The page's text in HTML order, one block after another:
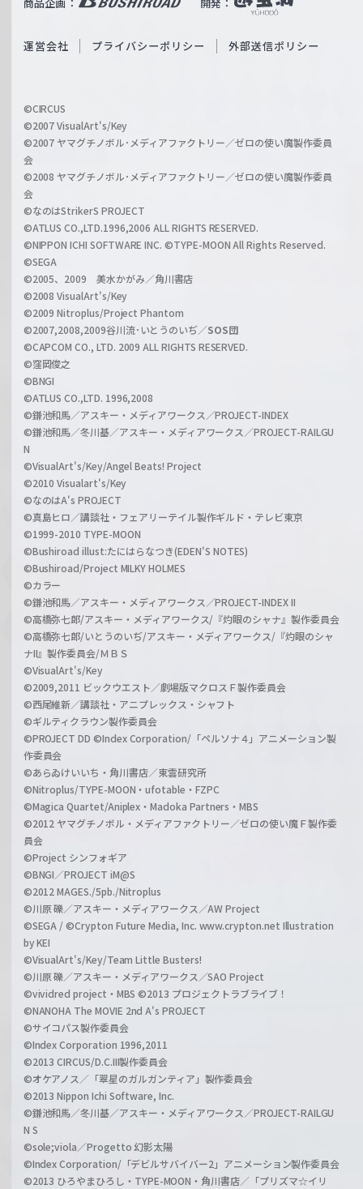
ß
c
a
r
z
O
i
l
h
a
n
l
運営会社 プライバシーポリシー 外部送信ポリシー
©CIRCUS
©2007 VisualArt's/Key
©2007 ヤマグチノボル･メディアファクトリー／ゼロの使い魔製作委員
会
©2008 ヤマグチノボル･メディアファクトリー／ゼロの使い魔製作委員
会
©なのはStrikerS PROJECT
©ATLUS CO.,LTD.1996,2006 ALL RIGHTS RESERVED.
©NIPPON ICHI SOFTWARE INC. ©TYPE-MOON All Rights Reserved.
©SEGA
©2005、2009 美水かがみ／角川書店
©2008 VisualArt's/Key
©2009 Nitroplus/Project Phantom
©2007,2008,2009谷川流･いとうのいぢ／SOS団
©CAPCOM CO., LTD. 2009 ALL RIGHTS RESERVED.
©窪岡俊之
©BNGI
©ATLUS CO.,LTD. 1996,2008
©鎌池和馬／アスキー・メディアワークス／PROJECT-INDEX
©鎌池和馬／冬川基／アスキー・メディアワークス／PROJECT-RAILGU
N
©VisualArt's/Key/Angel Beats! Project
©2010 Visualart's/Key
©なのはA's PROJECT
©真島ヒロ／講談社・フェアリーテイル製作ギルド・テレビ東京
©1999-2010 TYPE-MOON
©Bushiroad illust:たにはらなつき(EDEN'S NOTES)
©Bushiroad/Project MILKY HOLMES
©カラー
©鎌池和馬／アスキー・メディアワークス／PROJECT-INDEX II
©高橋弥七郎/アスキー・メディアワークス/『灼眼のシャナ』製作委員会
©高橋弥七郎/いとうのいぢ/アスキー・メディアワークス/『灼眼のシャ
ナII』製作委員会/ＭＢＳ
©VisualArt's/Key
©2009,2011 ビックウエスト／劇場版マクロスＦ製作委員会
©西尾維新／講談社・アニプレックス・シャフト
©ギルティクラウン製作委員会
©PROJECT DD ©Index Corporation/「ペルソナ４」アニメーション製
作委員会
©あらゐけいいち・角川書店／東雲研究所
©Nitroplus/TYPE-MOON・ufotable・FZPC
©Magica Quartet/Aniplex・Madoka Partners・MBS
©2012 ヤマグチノボル・メディアファクトリー／ゼロの使い魔Ｆ製作委
員会
©Project シンフォギア
©BNGI／PROJECT iM@S
©2012 MAGES./5pb./Nitroplus
©川原 礫／アスキー・メディアワークス／AW Project
©SEGA / ©Crypton Future Media, Inc. www.crypton.net Illustration
by KEI
©VisualArt's/Key/Team Little Busters!
©川原 礫／アスキー・メディアワークス／SAO Project
©vividred project・MBS ©2013 プロジェクトラブライブ！
©NANOHA The MOVIE 2nd A's PROJECT
©サイコパス製作委員会
©Index Corporation 1996,2011
©2013 CIRCUS/D.C.III製作委員会
©オケアノス／「翠星のガルガンティア」製作委員会
©2013 Nippon Ichi Software, Inc.
©鎌池和馬／冬川基／アスキー・メディアワークス／PROJECT-RAILGU
N S
©sole;viola／Progetto 幻影太陽
©Index Corporation/「デビルサバイバー2」アニメーション製作委員会
©2013 ひろやまひろし・TYPE-MOON・角川書店／「プリズマ☆イリ